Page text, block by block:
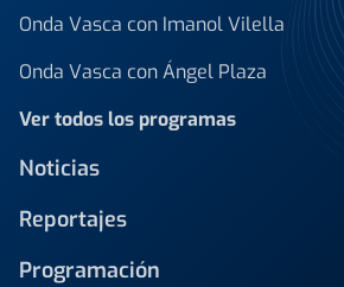
Onda Vasca con Imanol Vilella
Onda Vasca con Ángel Plaza
Ver todos los programas
Noticias
Reportajes
Programación